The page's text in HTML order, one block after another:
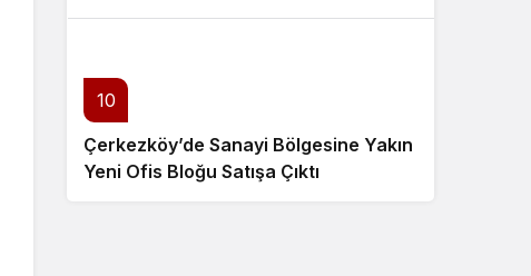
Sürecini Başlattı
10
Çerkezköy’de Sanayi Bölgesine Yakın
Yeni Ofis Bloğu Satışa Çıktı